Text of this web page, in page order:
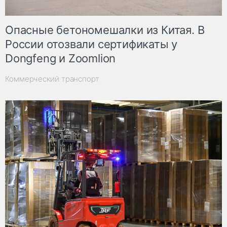
Опасные бетономешалки из Китая. В
России отозвали сертификаты у
Dongfeng и Zoomlion
Коммерческий транспорт